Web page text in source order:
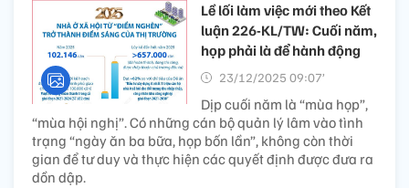
Lề lối làm việc mới theo Kết
luận 226-KL/TW: Cuối năm,
họp phải là để hành động
23/12/2025 09:07’
Dịp cuối năm là “mùa họp”,
“mùa hội nghị”. Có những cán bộ quản lý lâm vào tình
trạng “ngày ăn ba bữa, họp bốn lần”, không còn thời
gian để tư duy và thực hiện các quyết định được đưa ra
dồn dập.